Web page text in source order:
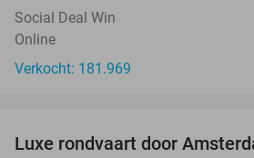
Social Deal Win
Online
Verkocht: 181.969
Luxe rondvaart door